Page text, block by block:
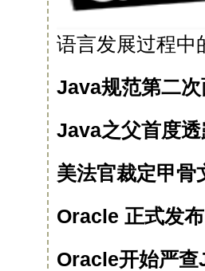
语言发展过程中
Java规范第二
Java之父首度
美法官裁定甲
Oracle 正式发
Oracle开始严